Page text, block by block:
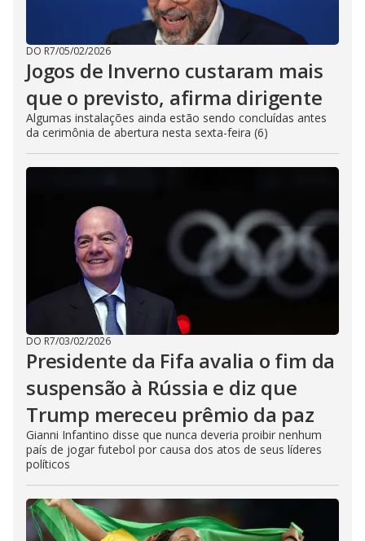
DO R7/05/02/2026
Jogos de Inverno custaram mais
que o previsto, afirma dirigente
Algumas instalações ainda estão sendo concluídas antes
da cerimônia de abertura nesta sexta-feira (6)
DO R7/03/02/2026
Presidente da Fifa avalia o fim da
suspensão à Rússia e diz que
Trump mereceu prêmio da paz
Gianni Infantino disse que nunca deveria proibir nenhum
país de jogar futebol por causa dos atos de seus líderes
políticos